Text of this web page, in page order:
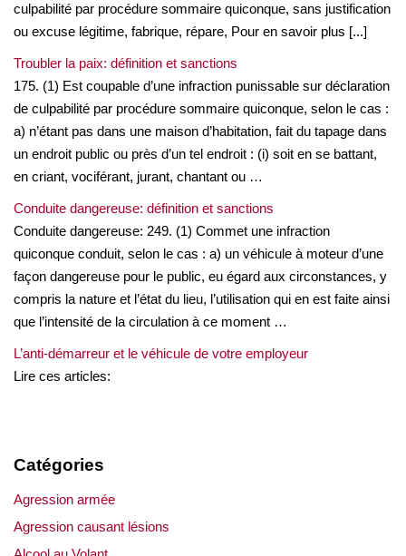
culpabilité par procédure sommaire quiconque, sans justification
ou excuse légitime, fabrique, répare, Pour en savoir plus [...]
Troubler la paix: définition et sanctions
175. (1) Est coupable d’une infraction punissable sur déclaration
de culpabilité par procédure sommaire quiconque, selon le cas :
a) n’étant pas dans une maison d’habitation, fait du tapage dans
un endroit public ou près d’un tel endroit : (i) soit en se battant,
en criant, vociférant, jurant, chantant ou …
Conduite dangereuse: définition et sanctions
Conduite dangereuse: 249. (1) Commet une infraction
quiconque conduit, selon le cas : a) un véhicule à moteur d’une
façon dangereuse pour le public, eu égard aux circonstances, y
compris la nature et l’état du lieu, l’utilisation qui en est faite ainsi
que l’intensité de la circulation à ce moment …
L’anti-démarreur et le véhicule de votre employeur
Lire ces articles:
Catégories
Agression armée
Agression causant lésions